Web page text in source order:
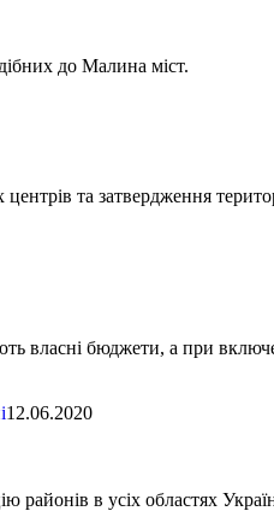
до Малина міст.
та затвердження
бюджети, а при
12.06.2020
районів в усіх областях